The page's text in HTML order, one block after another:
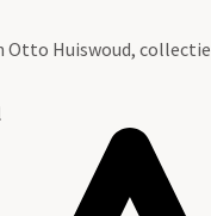
Otto Huiswoud, collectie